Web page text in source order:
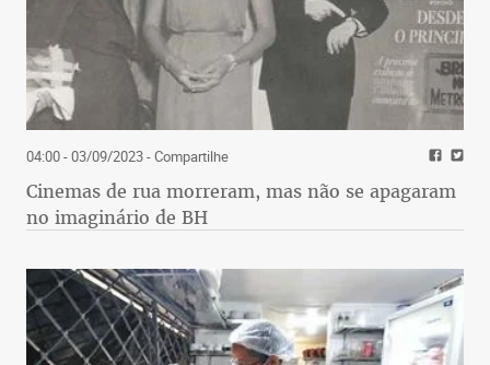
04:00 - 03/09/2023- Compartilhe
Cinemas de rua morreram, mas não se apagaram
no imaginário de BH